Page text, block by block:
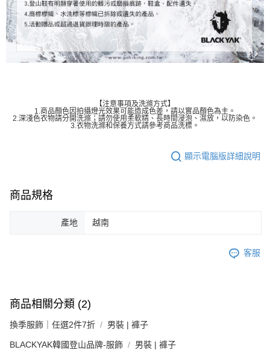
【注意事項及洗滌方式】
1.商品顏色因拍攝燈光效果可能造成色差，請以實品顏色為主。
2.深淺色衣物請分開洗滌；請勿使用柔軟精、長時間浸泡、濕放，以防染色。
3.衣物洗滌和保養方式請參考商品洗標。
顯示電腦版詳細說明
商品規格
產地 越南
客服
商品相關分類 (2)
換季服飾｜任選2件7折 男裝 | 褲子
BLACKYAK韓國登山品牌-服飾 男裝 | 褲子